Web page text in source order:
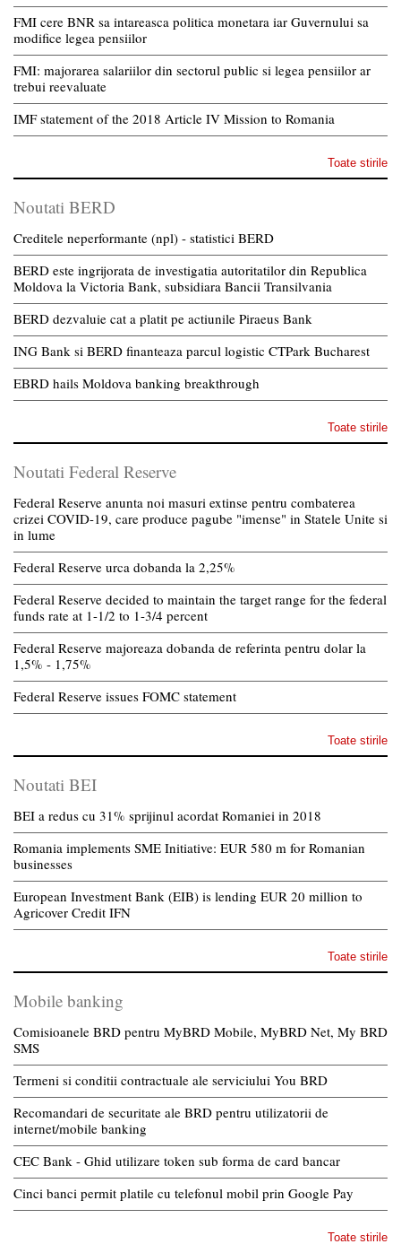
FMI cere BNR sa intareasca politica monetara iar Guvernului sa
modifice legea pensiilor
FMI: majorarea salariilor din sectorul public si legea pensiilor ar
trebui reevaluate
IMF statement of the 2018 Article IV Mission to Romania
Toate stirile
Noutati BERD
Creditele neperformante (npl) - statistici BERD
BERD este ingrijorata de investigatia autoritatilor din Republica
Moldova la Victoria Bank, subsidiara Bancii Transilvania
BERD dezvaluie cat a platit pe actiunile Piraeus Bank
ING Bank si BERD finanteaza parcul logistic CTPark Bucharest
EBRD hails Moldova banking breakthrough
Toate stirile
Noutati Federal Reserve
Federal Reserve anunta noi masuri extinse pentru combaterea
crizei COVID-19, care produce pagube "imense" in Statele Unite si
in lume
Federal Reserve urca dobanda la 2,25%
Federal Reserve decided to maintain the target range for the federal
funds rate at 1-1/2 to 1-3/4 percent
Federal Reserve majoreaza dobanda de referinta pentru dolar la
1,5% - 1,75%
Federal Reserve issues FOMC statement
Toate stirile
Noutati BEI
BEI a redus cu 31% sprijinul acordat Romaniei in 2018
Romania implements SME Initiative: EUR 580 m for Romanian
businesses
European Investment Bank (EIB) is lending EUR 20 million to
Agricover Credit IFN
Toate stirile
Mobile banking
Comisioanele BRD pentru MyBRD Mobile, MyBRD Net, My BRD
SMS
Termeni si conditii contractuale ale serviciului You BRD
Recomandari de securitate ale BRD pentru utilizatorii de
internet/mobile banking
CEC Bank - Ghid utilizare token sub forma de card bancar
Cinci banci permit platile cu telefonul mobil prin Google Pay
Toate stirile